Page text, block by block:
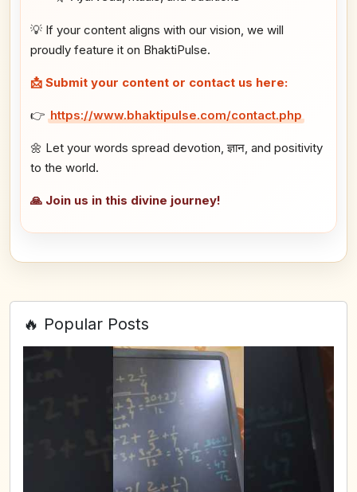
💡 If your content aligns with our vision, we will
proudly feature it on BhaktiPulse.
📩 Submit your content or contact us here:
👉 https://www.bhaktipulse.com/contact.php
🌼 Let your words spread devotion, ज्ञान, and positivity
to the world.
🙏 Join us in this divine journey!
🔥 Popular Posts